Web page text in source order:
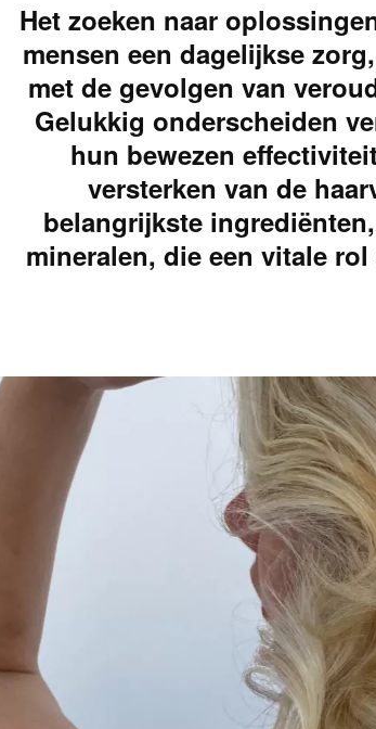
Het zoeken naar
mensen een dagelijkse
met de gevolgen van
Gelukkig onderscheiden
hun bewezen
versterken van de
belangrijkste
mineralen, die een vitale